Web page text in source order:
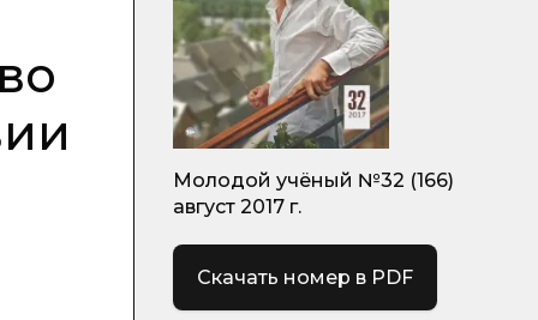
Молодой учёный №32 (166)
август 2017 г.
Скачать номер в PDF